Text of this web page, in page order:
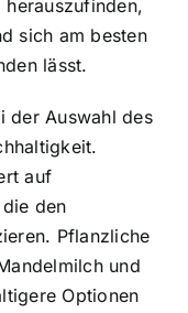
sich am besten
lässt.
der Auswahl des
auf
den
Pflanzliche
und
Optionen